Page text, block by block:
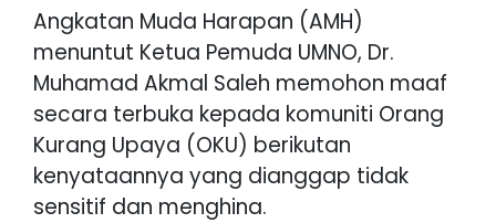
Angkatan Muda Harapan (AMH)
menuntut Ketua Pemuda UMNO, Dr.
Muhamad Akmal Saleh memohon maaf
secara terbuka kepada komuniti Orang
Kurang Upaya (OKU) berikutan
kenyataannya yang dianggap tidak
sensitif dan menghina.